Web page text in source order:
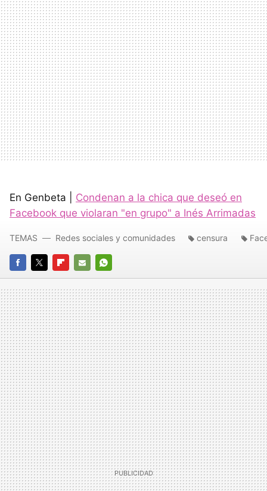
En Genbeta | Condenan a la chica que deseó en
Facebook que violaran "en grupo" a Inés Arrimadas
FACEBOOK
TWITTERFLIPBOARD
E-
MAIL
WHATSAPP
TEMAS Redes sociales y comunidades censura